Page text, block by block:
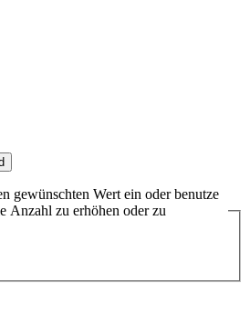
gewünschten Wert ein oder benutze
Anzahl zu erhöhen oder zu